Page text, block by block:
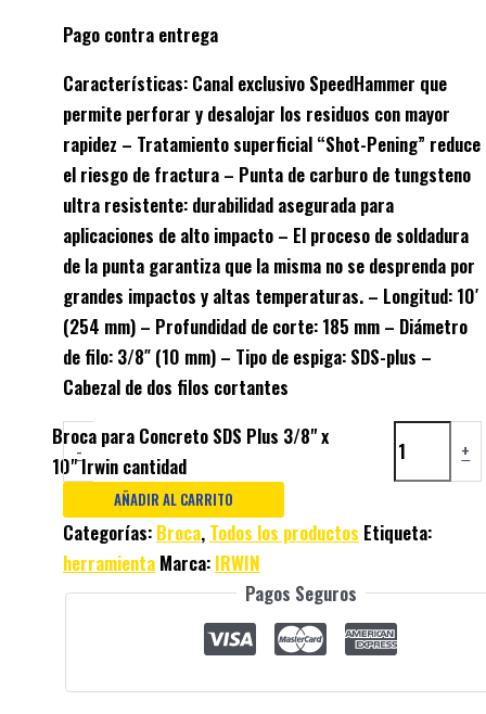
Pago contra entrega
Características: Canal exclusivo SpeedHammer que
permite perforar y desalojar los residuos con mayor
rapidez – Tratamiento superficial “Shot-Pening” reduce
el riesgo de fractura – Punta de carburo de tungsteno
ultra resistente: durabilidad asegurada para
aplicaciones de alto impacto – El proceso de soldadura
de la punta garantiza que la misma no se desprenda por
grandes impactos y altas temperaturas. – Longitud: 10′
(254 mm) – Profundidad de corte: 185 mm – Diámetro
de filo: 3/8″ (10 mm) – Tipo de espiga: SDS-plus –
Cabezal de dos filos cortantes
-
Broca para Concreto SDS Plus 3/8" x
10" Irwin cantidad
+
AÑADIR AL CARRITO
Categorías: Broca, Todos los productos Etiqueta:
herramienta Marca: IRWIN
Pagos Seguros